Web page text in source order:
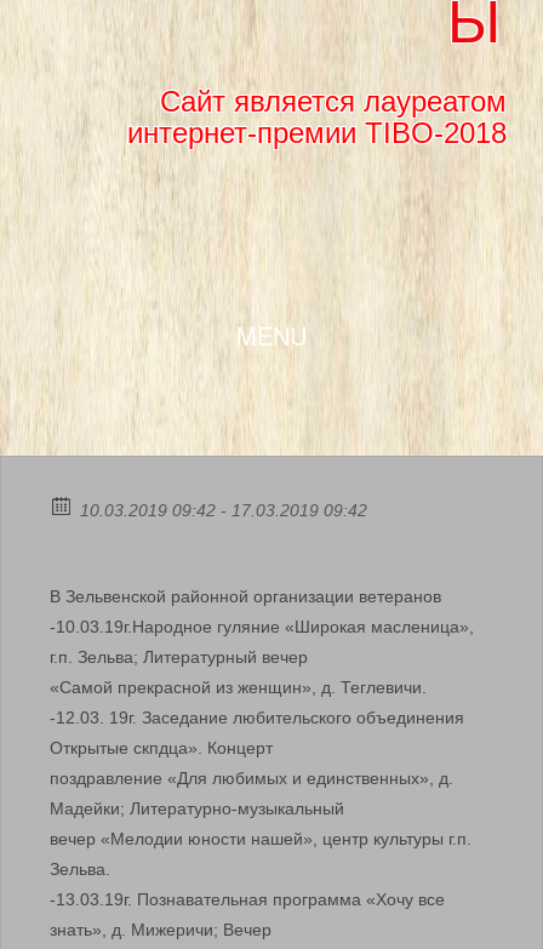
Ы
Сайт является лауреатом
интернет-премии TIBO-2018
MENU
SKIP TO CONTENT
10.03.2019 09:42 - 17.03.2019 09:42
В Зельвенской районной организации ветеранов
-10.03.19г.Народное гуляние «Широкая масленица»,
г.п. Зельва; Литературный вечер
«Самой прекрасной из женщин», д. Теглевичи.
-12.03. 19г. Заседание любительского объединения
Открытые скпдца». Концерт
поздравление «Для любимых и единственных», д.
Мадейки; Литературно-музыкальный
вечер «Мелодии юности нашей», центр культуры г.п.
Зельва.
-13.03.19г. Познавательная программа «Хочу все
знать», д. Мижеричи; Вечер